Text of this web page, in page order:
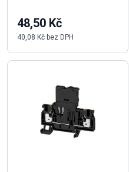
48,50 Kč
40,08 Kč bez DPH